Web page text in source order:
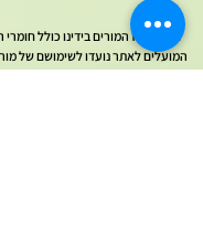
אתר מרכז המורים בידינו כולל
המועלים לאתר נועדו לשימושם של